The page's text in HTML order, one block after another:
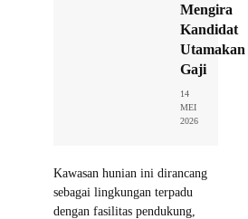
Mengira
Kandidat
Utamakan
Gaji
14
MEI
2026
Kawasan hunian ini dirancang
sebagai lingkungan terpadu
dengan fasilitas pendukung,